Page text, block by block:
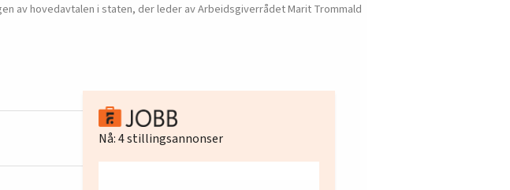
av hovedavtalen i staten, der leder av Arbeidsgiverrådet Marit Trommald
Nå:4stillingsannonser